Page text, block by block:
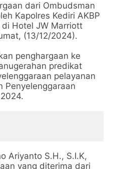
dari Ombudsman
Kapolres Kediri AKBP
di Hotel JW Marriott
(13/12/2024).
penghargaan ke
predikat
pelayanan
Penyelenggaraan
Ariyanto S.H., S.I.K,
yang diterima dari